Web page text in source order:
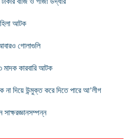
আটক
গোলাগুলি
মাদক কারবারি আটক
না দিয়ে উন্মুক্ত করে দিতে পারে আ’লীগ
সাক্ষরজ্ঞানসম্পন্ন